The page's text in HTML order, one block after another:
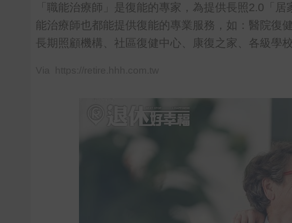
「職能治療師」是復能的專家，為提供長照2.0「
能治療師也都能提供復能的專業服務，如：醫院復
長期照顧機構、社區復健中心、康復之家、各級學